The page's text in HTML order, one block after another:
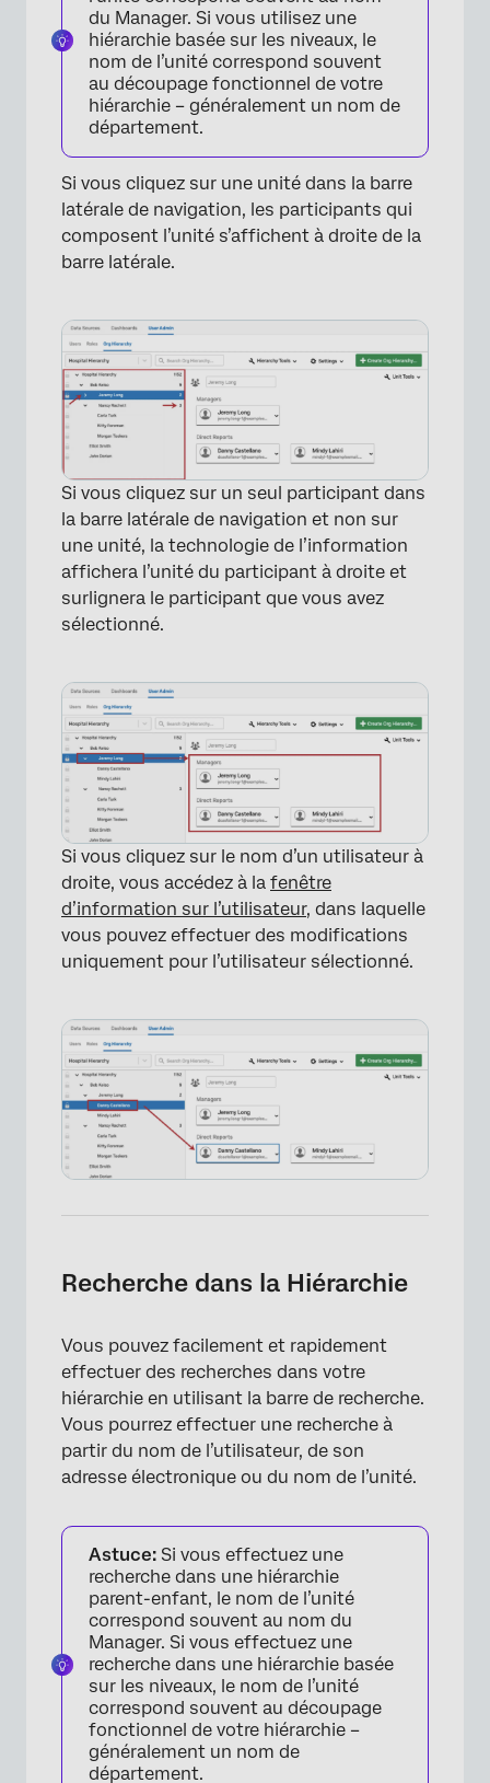
×
du Manager. Si vous utilisez une
hiérarchie basée sur les niveaux, le
nom de l’unité correspond souvent
au découpage fonctionnel de votre
hiérarchie – généralement un nom de
département.
Si vous cliquez sur une unité dans la barre
latérale de navigation, les participants qui
composent l’unité s’affichent à droite de la
barre latérale.
×
Si vous cliquez sur un seul participant dans
la barre latérale de navigation et non sur
une unité, la technologie de l’information
affichera l’unité du participant à droite et
surlignera le participant que vous avez
sélectionné.
×
Si vous cliquez sur le nom d’un utilisateur à
droite, vous accédez à la fenêtre
d’information sur l’utilisateur, dans laquelle
vous pouvez effectuer des modifications
uniquement pour l’utilisateur sélectionné.
Recherche dans la Hiérarchie
Vous pouvez facilement et rapidement
effectuer des recherches dans votre
hiérarchie en utilisant la barre de recherche.
Vous pourrez effectuer une recherche à
partir du nom de l’utilisateur, de son
adresse électronique ou du nom de l’unité.
Astuce: Si vous effectuez une
recherche dans une hiérarchie
parent-enfant, le nom de l’unité
correspond souvent au nom du
Manager. Si vous effectuez une
recherche dans une hiérarchie basée
sur les niveaux, le nom de l’unité
correspond souvent au découpage
fonctionnel de votre hiérarchie –
généralement un nom de
département.